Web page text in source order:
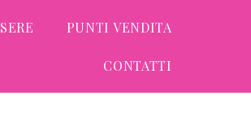
PUNTI VENDITA
CONTATTI